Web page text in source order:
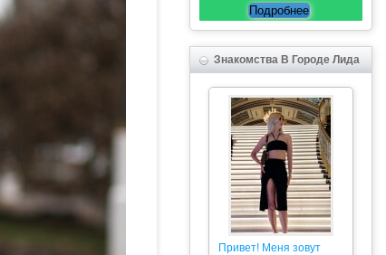
Подробнее
Знакомства В Городе Лида
Привет! Меня зовут